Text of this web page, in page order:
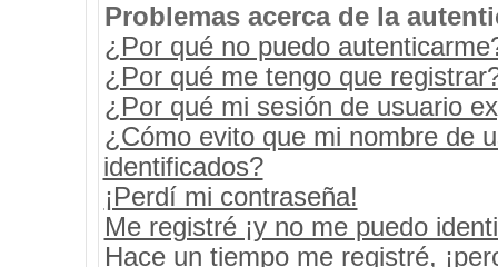
Problemas acerca de la
¿Por qué no puedo
¿Por qué me tengo que
¿Por qué mi sesión de usuario
¿Cómo evito que mi nombre de
identificados?
¡Perdí mi contraseña!
Me registré ¡y no me puedo
Hace un tiempo me registré,